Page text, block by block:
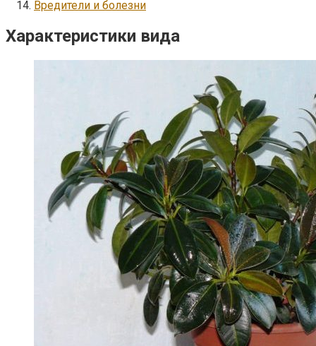
Вредители и болезни
Характеристики вида